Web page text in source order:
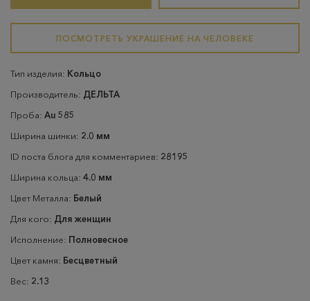
ПОСМОТРЕТЬ УКРАШЕНИЕ НА ЧЕЛОВЕКЕ
Тип изделия: Кольцо
Производитель: ДЕЛЬТА
Проба: Au 585
Ширина шинки: 2.0 мм
ID поста блога для комментариев: 28195
Ширина кольца: 4.0 мм
Цвет Металла: Белый
Для кого: Для женщин
Исполнение: Полновесное
Цвет камня: Бесцветный
Вес: 2.13